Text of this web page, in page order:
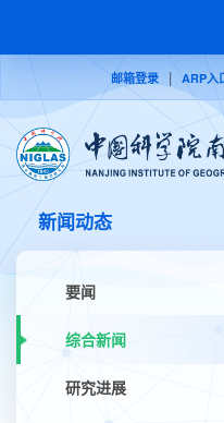
邮箱登录 | ARP入
新闻动态
要闻
综合新闻
研究进展